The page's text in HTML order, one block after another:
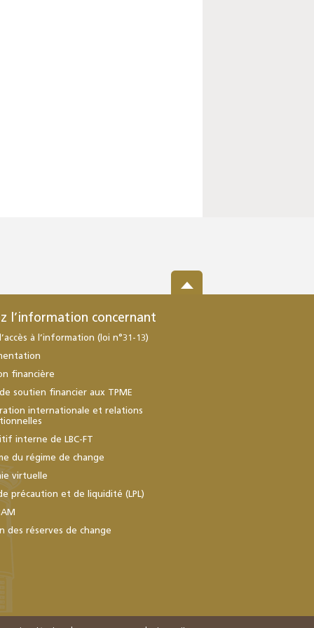
l’information concernant
à l’information (loi n°31-13)
financière
soutien financier aux TPME
internationale et relations
interne de LBC-FT
du régime de change
virtuelle
précaution et de liquidité (LPL)
des réserves de change